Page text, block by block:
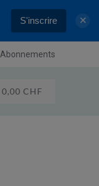
S'inscrire ✕
Abonnements
0,00 CHF